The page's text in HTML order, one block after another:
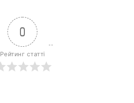
0
Рейтинг статті